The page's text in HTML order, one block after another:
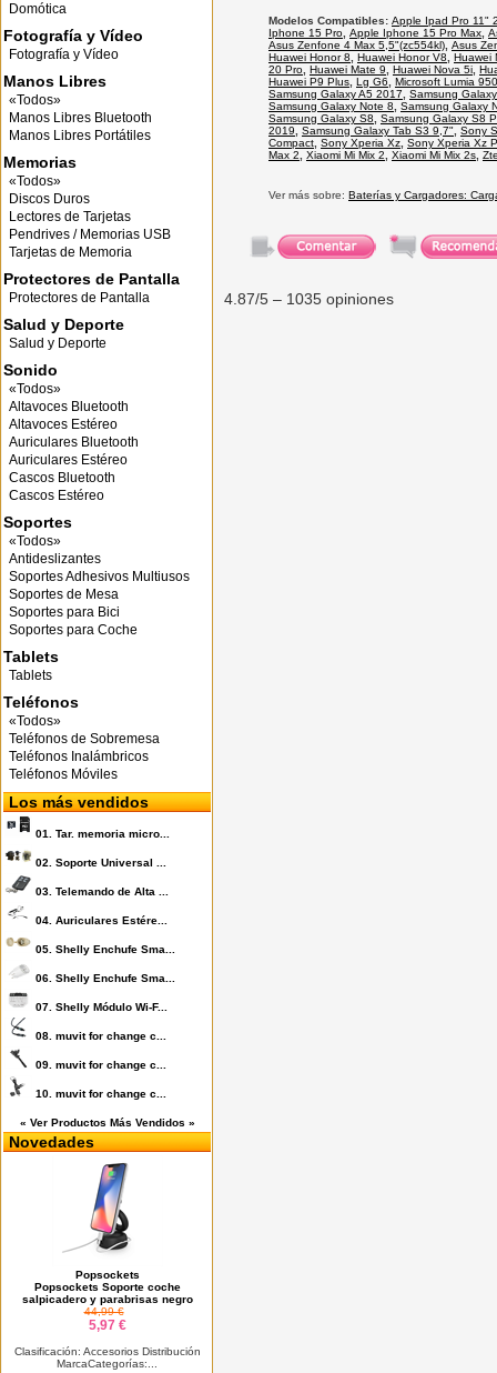
Domótica
Fotografía y Vídeo
Fotografía y Vídeo
Manos Libres
«Todos»
Manos Libres Bluetooth
Manos Libres Portátiles
Memorias
«Todos»
Discos Duros
Lectores de Tarjetas
Pendrives / Memorias USB
Tarjetas de Memoria
Protectores de Pantalla
Protectores de Pantalla
Salud y Deporte
Salud y Deporte
Sonido
«Todos»
Altavoces Bluetooth
Altavoces Estéreo
Auriculares Bluetooth
Auriculares Estéreo
Cascos Bluetooth
Cascos Estéreo
Soportes
«Todos»
Antideslizantes
Soportes Adhesivos Multiusos
Soportes de Mesa
Soportes para Bici
Soportes para Coche
Tablets
Tablets
Teléfonos
«Todos»
Teléfonos de Sobremesa
Teléfonos Inalámbricos
Teléfonos Móviles
Los más vendidos
01. Tar. memoria micro...
02. Soporte Universal ...
03. Telemando de Alta ...
04. Auriculares Estére...
05. Shelly Enchufe Sma...
06. Shelly Enchufe Sma...
07. Shelly Módulo Wi-F...
08. muvit for change c...
09. muvit for change c...
10. muvit for change c...
« Ver Productos Más Vendidos »
Novedades
Popsockets
Popsockets Soporte coche
salpicadero y parabrisas negro
44,99 €
5,97 €
Clasificación: Accesorios Distribución
MarcaCategorías:...
Modelos Compatibles: Apple Ipad Pro 11"
Iphone 15 Pro Apple Iphone 15 Pro Max
Asus Zenfone 4 Max 5,5"(zc554kl) Asus
Huawei Honor 8
Huawei Honor V8
Huawei
20 Pro Huawei Mate 9 Huawei Nova 5i
Huawei P9 Plus Lg G6
Microsoft Lumia 950
Samsung Galaxy A5 2017
Samsung
Samsung Galaxy Note 8
Samsung Galaxy
Samsung Galaxy S8
Samsung Galaxy S8
2019
Samsung Galaxy Tab S3 9,7"
Sony
Compact Sony Xperia Xz Sony Xperia Xz
Max 2
Xiaomi Mi Mix 2 Xiaomi Mi Mix 2s
Ver más sobre: Baterías y Cargadores:
4.87/5 – 1035 opiniones